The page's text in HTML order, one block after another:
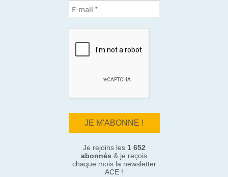
Je rejoins les 1 652
abonnés & je reçois
chaque mois la newsletter
ACE !